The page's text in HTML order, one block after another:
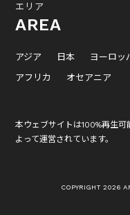
エリア
AREA
アジア 日本 ヨーロッ
アフリカ
オセアニア
本ウェブサイトは100%再生可
よって運営されています。
COPYRIGHT 2026